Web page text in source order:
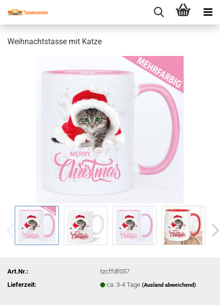
Weihnachtstasse mit Katze
Art.Nr.:
tzcffdf057
Lieferzeit:
ca. 3-4 Tage(Ausland abweichend)